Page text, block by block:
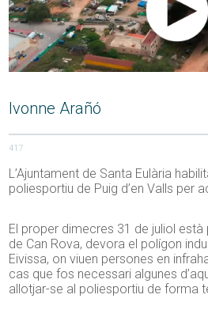
Ivonne Arañó
417
L’Ajuntament de Santa Eulària
poliesportiu de Puig d’en Valls per
El proper dimecres 31 de juliol
de Can Rova, devora el polígon
Eivissa, on viuen persones en
cas que fos necessari algunes
allotjar-se al poliesportiu de forma